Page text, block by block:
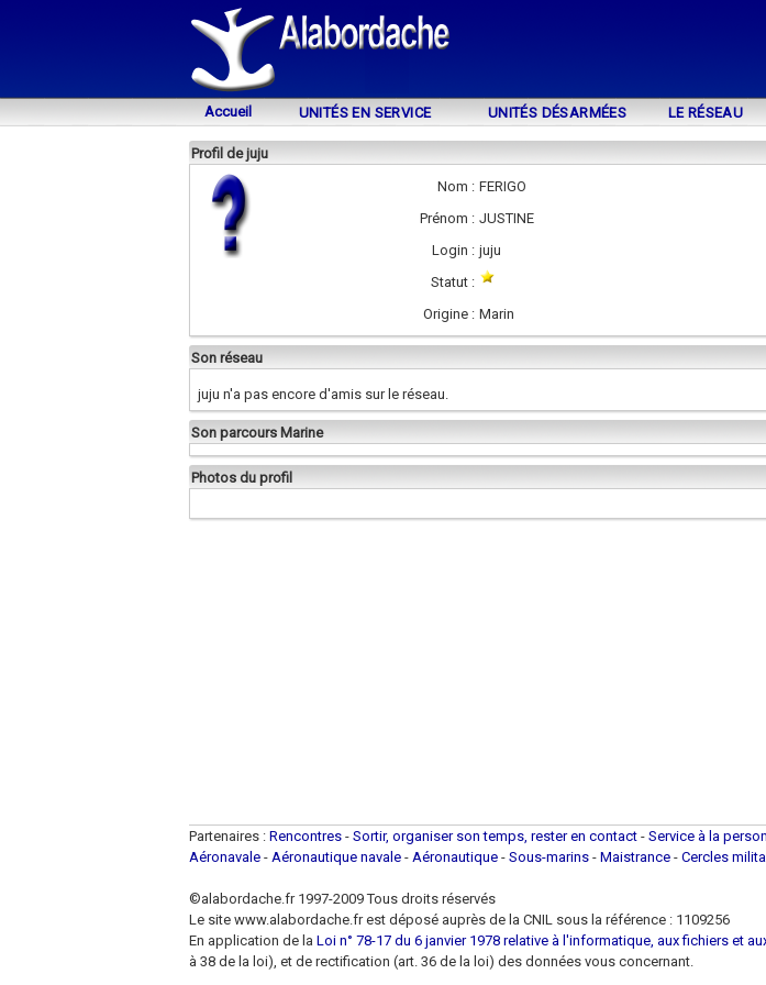
Accueil UNITÉS EN SERVICE UNITÉS DÉSARMÉES LE RÉSEAU
Profil de juju
Nom : FERIGO
Prénom : JUSTINE
Login : juju
Statut :
Origine : Marin
Son réseau
juju n'a pas encore d'amis sur le réseau.
Son parcours Marine
Photos du profil
Partenaires : Rencontres - Sortir, organiser son temps, rester en contact - Service à la
Aéronavale - Aéronautique navale - Aéronautique - Sous-marins - Maistrance - Cercles
©alabordache.fr 1997-2009 Tous droits réservés
Le site www.alabordache.fr est déposé auprès de la CNIL sous la référence : 1109256
En application de la Loi n° 78-17 du 6 janvier 1978 relative à l'informatique, aux fichiers et
à 38 de la loi), et de rectification (art. 36 de la loi) des données vous concernant.